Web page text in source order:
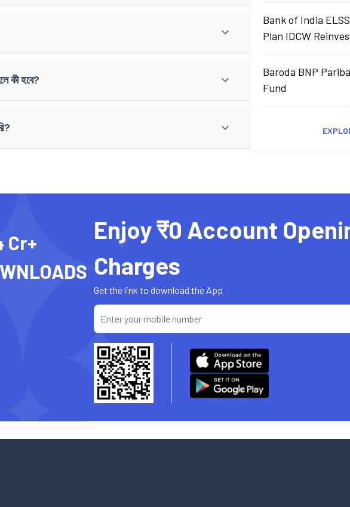
কী হবে?
Bank of India
Plan IDCW
Baroda BNP
Fund
Cr+
Enjoy ₹0 Account
Charges
Get the link to download the App